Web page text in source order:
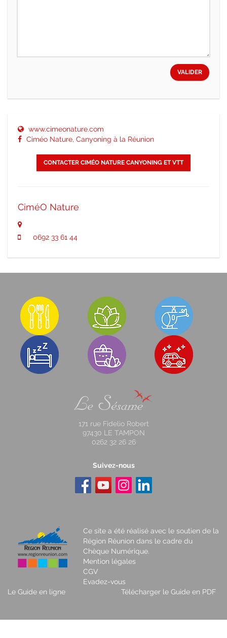
VALIDER
www.cimeonature.com
Ciméo Nature, Canyoning à la Réunion
CONTACTER CIMÉO NATURE CANYONING ET VTT
CiméO Nature
0692 33 61 44
171 rue Fidelio Robert
97430 LE TAMPON
0262 32 26 26
Suivez-nous
Ce site a été réalisé avec le soutien de la
Région Réunion dans le cadre du
Chèque Numérique.
Mention légales
CGV
Evadez-vous
Le Guide en ligne
Télécharger le Guide en PDF